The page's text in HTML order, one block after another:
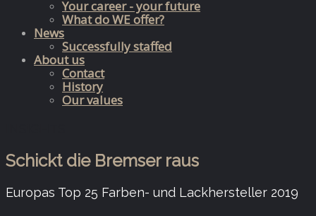
Your career - your future
What do WE offer?
News
Successfully staffed
About us
Contact
History
Our values
Schickt die Bremser raus
Europas Top 25 Farben- und Lackhersteller 2019